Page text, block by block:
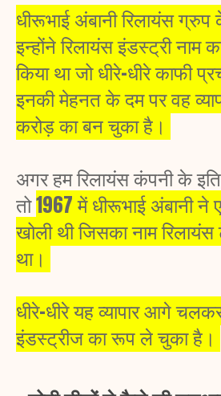
धीरूभाई अंबानी रिलायंस
इन्होंने रिलायंस इंडस्ट्री नाम
किया था जो धीरे-धीरे काफी
इनकी मेहनत के दम पर वह
करोड़ का बन चुका है।
अगर हम रिलायंस कंपनी के
तो 1967 में धीरूभाई अंबानी
खोली थी जिसका नाम
था।
धीरे-धीरे यह व्यापार आगे
इंडस्ट्रीज का रूप ले चुका है।